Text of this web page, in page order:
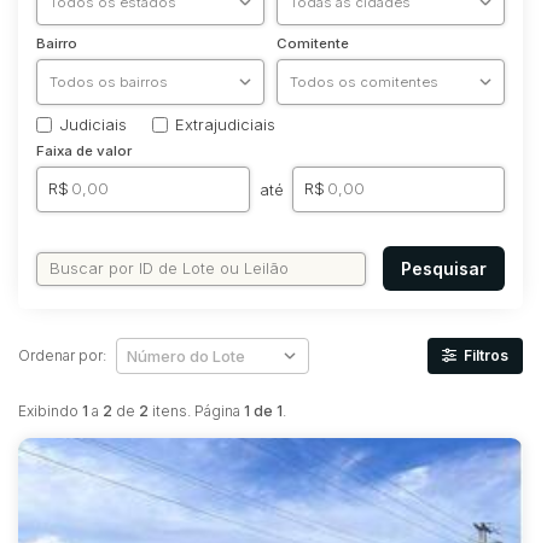
Bairro Comitente
Judiciais Extrajudiciais
Faixa de valor
R$ até R$
Pesquisar
Exibindo 1 a 2 de 2 itens. Página 1 de 1.
Ordenar por: Filtros